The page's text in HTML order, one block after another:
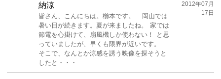
納涼
皆さん、こんにちは。櫛本です。 岡山では
暑い日が続きます。夏が来ましたね。 家では
節電を心掛けて、扇風機しか使わない！ と思
っていましたが、早くも限界が近いです。
そこで、なんとか涼感を誘う映像を探そうと
したと・・・
2012年07月
17日